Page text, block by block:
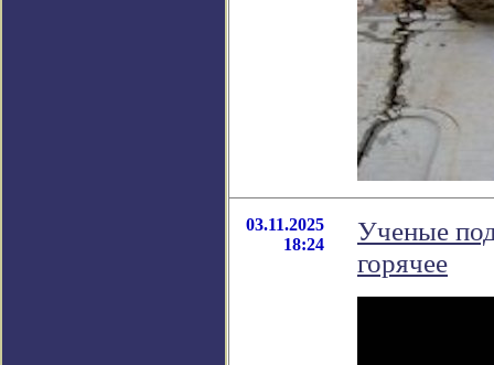
03.11.2025
18:24
Ученые
горячее